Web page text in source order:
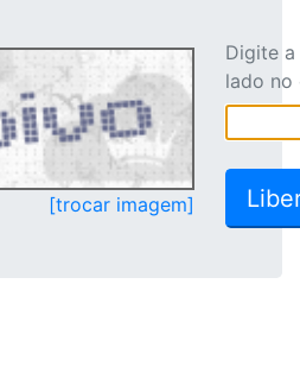
[trocar imagem]
Digite
lado no